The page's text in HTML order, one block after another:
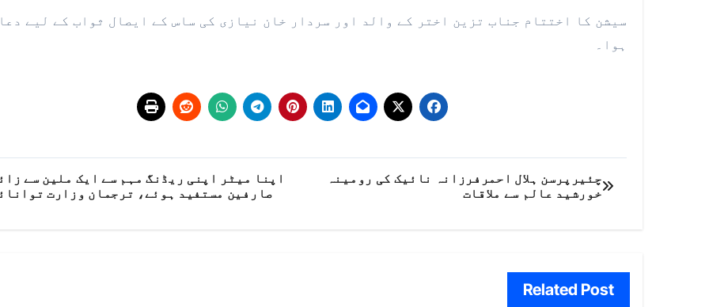
سیشن کا اختتام جناب تزین اختر کے والد اور سردار خان نیازی کی ساس کے ایصال ثواب کے لیے
ہوا۔
پوسٹوں
کی
چئیرپرسن ہلال احمرفرزانہ نائیک کی رومینہ
خورشید عالم سے ملاقات
اپنا میٹر اپنی ریڈنگ مہم سے ایک ملین سے
صارفین مستفید ہوئے، ترجمان وزارت
Related Post